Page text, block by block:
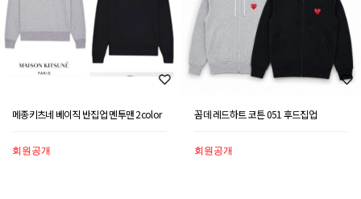
메종키츠네 베이직 반집업 멘투맨 2color
회원공개
꼼데 레드하트 코튼 051 후드집업
회원공개